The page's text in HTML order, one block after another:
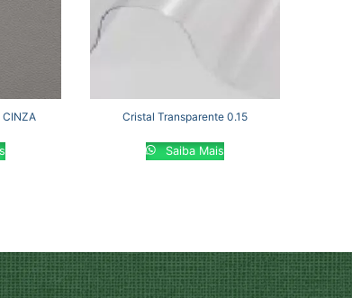
CINZA Cristal Transparente 0.15
Saiba Mais